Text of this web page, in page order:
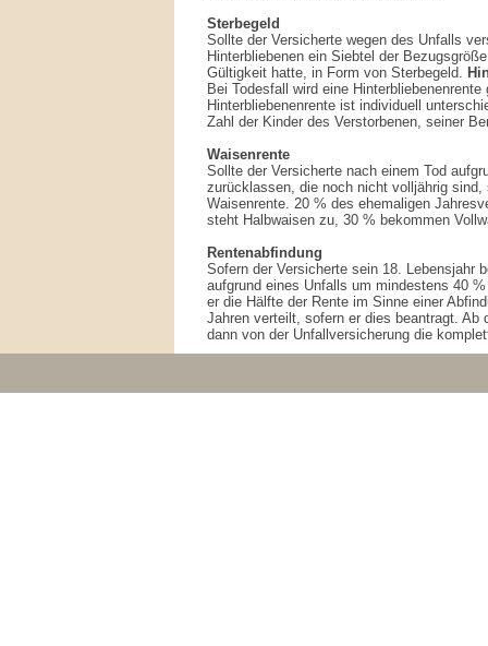
Sterbegeld
Sollte der Versicherte wegen des Unfalls
Hinterbliebenen ein Siebtel der
Gültigkeit hatte, in Form von Sterbegeld.
Bei Todesfall wird eine
Hinterbliebenenrente ist individuell
Zahl der Kinder des Verstorbenen, seiner
Waisenrente
Sollte der Versicherte nach einem Tod
zurücklassen, die noch nicht volljährig sind,
Waisenrente. 20 % des ehemaligen
steht Halbwaisen zu, 30 % bekommen
Rentenabfindung
Sofern der Versicherte sein 18. Lebensjahr
aufgrund eines Unfalls um mindestens 40
er die Hälfte der Rente im Sinne einer
Jahren verteilt, sofern er dies beantragt. Ab
dann von der Unfallversicherung die